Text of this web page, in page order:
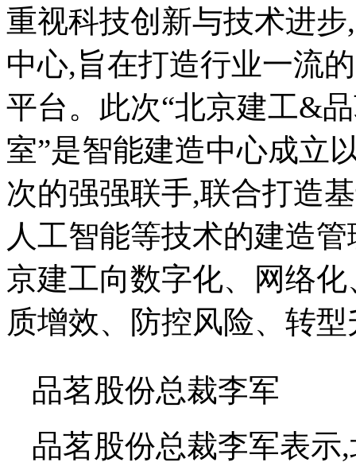
重视科技创新与技术进
中心,旨在打造行业一流
平台。此次“北京建工&
室”是智能建造中心成立
次的强强联手,联合打造
人工智能等技术的建造
京建工向数字化、网络
质增效、防控风险、转
品茗股份总裁李军
品茗股份总裁李军表